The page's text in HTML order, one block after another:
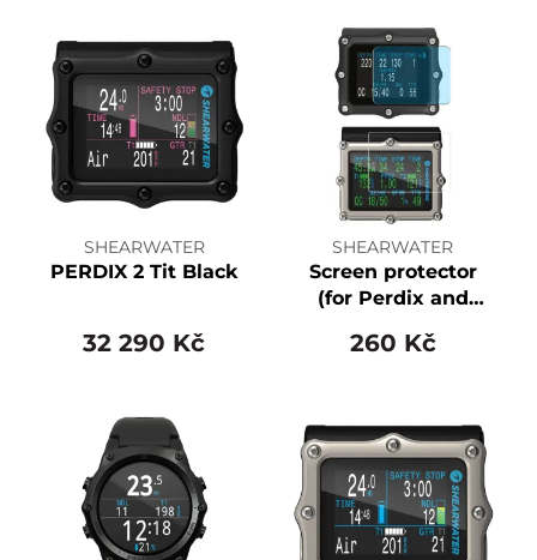
SHEARWATER
PERDIX 2 Tit Black
32 290 Kč
SHEARWATER
Screen protector
(for Perdix and
260 Kč